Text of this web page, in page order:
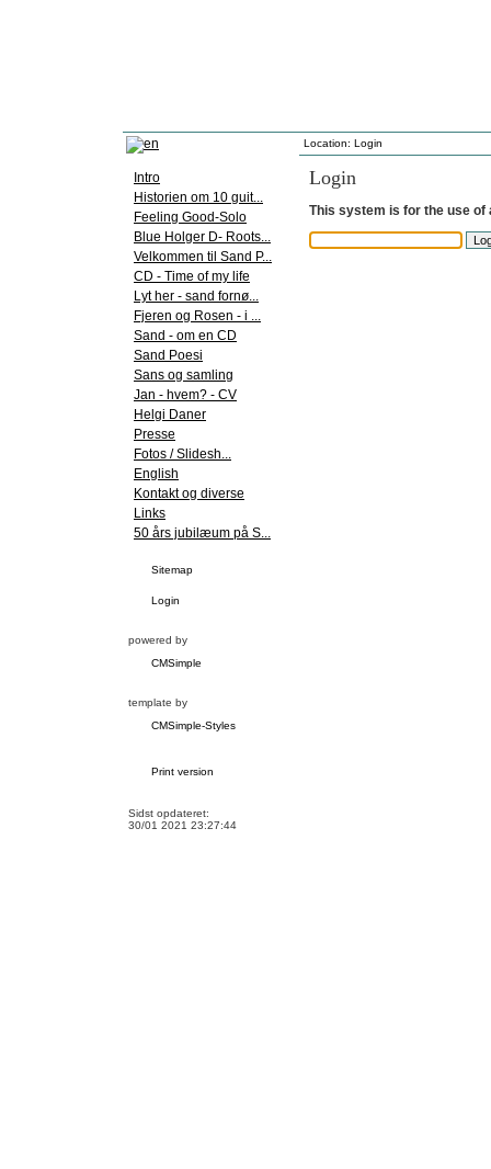
Location: Login
Intro
Historien om 10 guit...
Feeling Good-Solo
Blue Holger D- Roots...
Velkommen til Sand P...
CD - Time of my life
Lyt her - sand fornø...
Fjeren og Rosen - i ...
Sand - om en CD
Sand Poesi
Sans og samling
Jan - hvem? - CV
Helgi Daner
Presse
Fotos / Slidesh...
English
Kontakt og diverse
Links
50 års jubilæum på S...
Sitemap
Login
powered by
CMSimple
template by
CMSimple-Styles
Print version
Sidst opdateret:
30/01 2021 23:27:44
Login
This system is for the use of